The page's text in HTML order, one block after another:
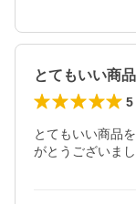
5
とてもいい商品
がとうございまし